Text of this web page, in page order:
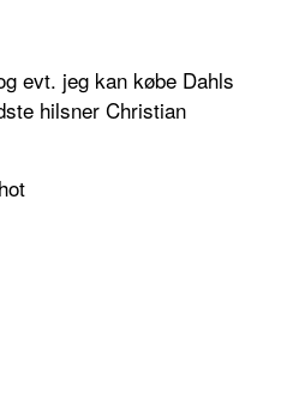
evt. jeg kan købe Dahls
hilsner Christian